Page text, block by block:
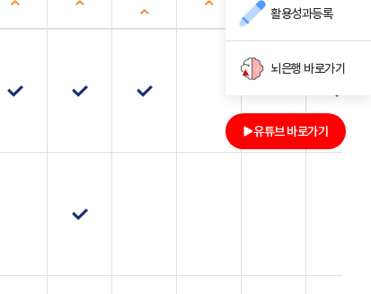
활용성과등록
뇌은행 바로가기
유튜브 바로가기